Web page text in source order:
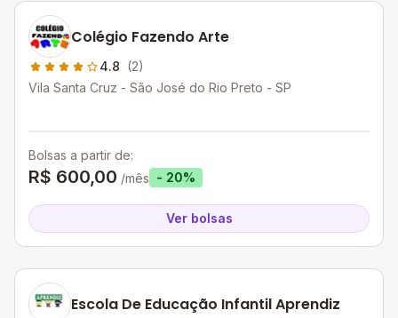
Colégio Fazendo Arte
4.8 (2)
Vila Santa Cruz - São José do Rio Preto - SP
Bolsas a partir de:
R$ 600,00 /mês - 20%
Ver bolsas
Escola De Educação Infantil Aprendiz